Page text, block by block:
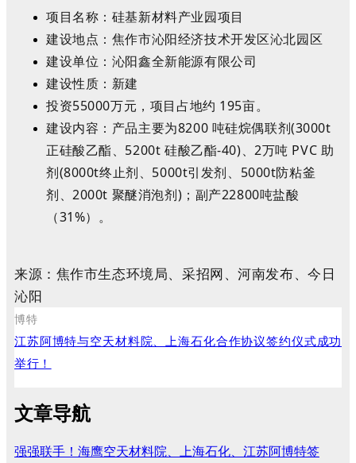
项目名称：硅基新材料产业园项目
建设地点：焦作市沁阳经济技术开发区沁北园区
建设单位：沁阳鑫全新能源有限公司
建设性质：新建
投资55000万元，项目占地约 195亩。
建设内容：产品主要为8200 吨硅烷偶联剂(3000t
正硅酸乙酯、5200t 硅酸乙酯-40)、2万吨 PVC 助
剂(8000t终止剂、5000t引发剂、5000t防粘釜
剂、2000t 聚醚消泡剂)；副产22800吨盐酸
（31%）。
来源：焦作市生态环境局、采招网、河南发布、今日
沁阳
博特
江苏阿博特与空天材料院、上海石化合作协议签约仪式成功
举行！
文章导航
强强联手！海鹰空天材料院、上海石化、江苏阿博特签